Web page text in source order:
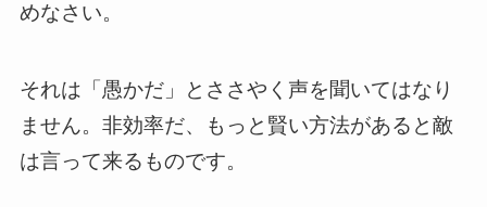
めなさい。
それは「愚かだ」とささやく声を聞いてはなり
ません。非効率だ、もっと賢い方法があると敵
は言って来るものです。